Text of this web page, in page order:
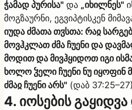
ჭამად პურისა" და „იხილნეს"
მოგზაურნი, ეგვიპტისკენ
იუდა ძმათა თჳსთა: რაჲ
მოვჰკლათ ძმა ჩუენი და
მოდით და მივჰყიდოთ იგი
ხოლო ჴელი ჩუენი ნუ იყოფინ
ძმაჲ ჩუენი არს" (დაბ
4. იოსების